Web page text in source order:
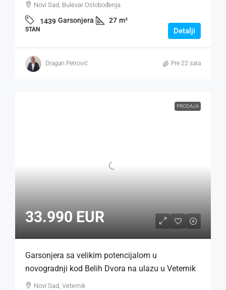
Novi Sad, Bulevar Oslobođenja
1439 Garsonjera 27 m²
STAN Detalji
Dragan Petrović Pre 22 sata
PRODAJA
33.990 EUR
Garsonjera sa velikim potencijalom u
novogradnji kod Belih Dvora na ulazu u Veternik
Novi Sad, Veternik